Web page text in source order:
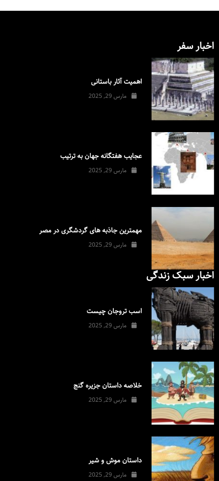
اخبار سفر
اهمیت آثار باستانی
مارس 29, 2025
عجایب هفتگانه جهان به ترتیب
مارس 29, 2025
مهمترین جاذبه های گردشگری در مصر
مارس 29, 2025
اخبار سبک زندگی
اسب تروجان چیست
مارس 29, 2025
خلاصه داستان جزیره گنج
مارس 29, 2025
داستان موش و شیر
مارس 29, 2025